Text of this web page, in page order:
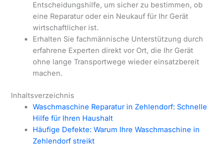
Entscheidungshilfe, um sicher zu bestimmen, ob
eine Reparatur oder ein Neukauf für Ihr Gerät
wirtschaftlicher ist.
Erhalten Sie fachmännische Unterstützung durch
erfahrene Experten direkt vor Ort, die Ihr Gerät
ohne lange Transportwege wieder einsatzbereit
machen.
Inhaltsverzeichnis
Waschmaschine Reparatur in Zehlendorf: Schnelle
Hilfe für Ihren Haushalt
Häufige Defekte: Warum Ihre Waschmaschine in
Zehlendorf streikt